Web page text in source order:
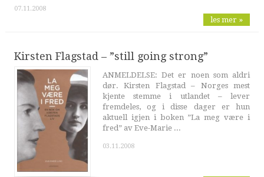
07.11.2008
les mer »
Kirsten Flagstad – ”still going strong”
ANMELDELSE: Det er noen som aldri
dør. Kirsten Flagstad – Norges mest
kjente stemme i utlandet – lever
fremdeles, og i disse dager er hun
aktuell igjen i boken ”La meg være i
fred” av Eve-Marie ...
03.11.2008